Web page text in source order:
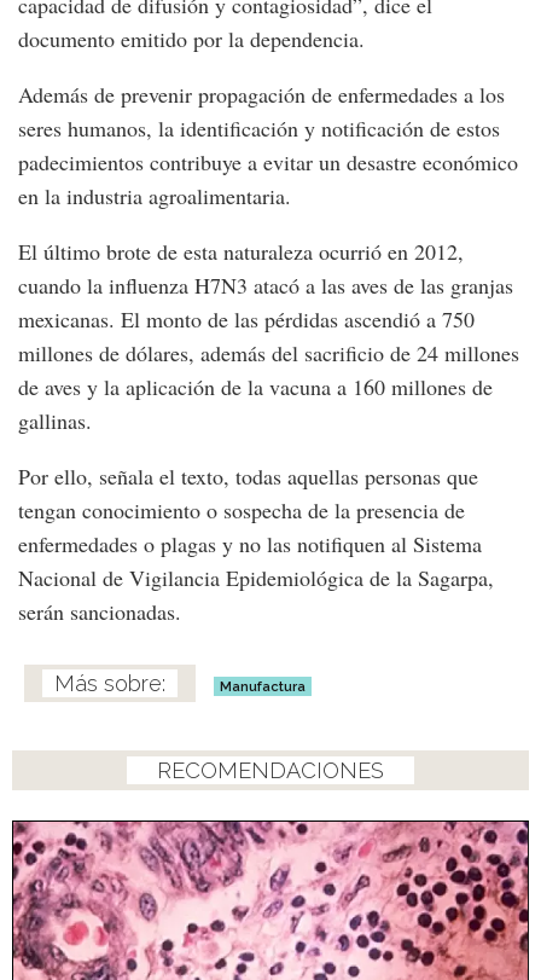
documento emitido por la dependencia.
Además de prevenir propagación de enfermedades a los
seres humanos, la identificación y notificación de estos
padecimientos contribuye a evitar un desastre económico
en la industria agroalimentaria.
El último brote de esta naturaleza ocurrió en 2012,
cuando la influenza H7N3 atacó a las aves de las granjas
mexicanas. El monto de las pérdidas ascendió a 750
millones de dólares, además del sacrificio de 24 millones
de aves y la aplicación de la vacuna a 160 millones de
gallinas.
Por ello, señala el texto, todas aquellas personas que
tengan conocimiento o sospecha de la presencia de
enfermedades o plagas y no las notifiquen al Sistema
Nacional de Vigilancia Epidemiológica de la Sagarpa,
serán sancionadas.
Manufactura
RECOMENDACIONES